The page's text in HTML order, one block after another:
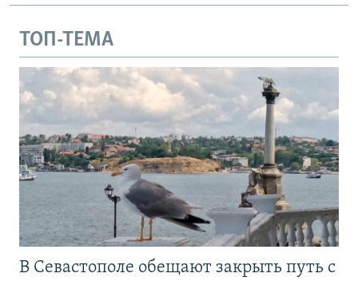
ТОП-ТЕМА
В Севастополе обещают закрыть путь с